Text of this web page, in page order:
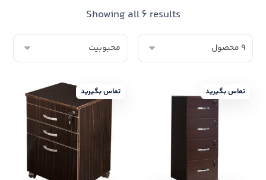
Showing all 6 results
تماس بگیرید تماس بگیرید